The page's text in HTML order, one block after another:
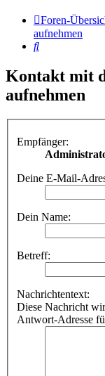
Foren-
aufnehmen
Suche
Kontakt mit
aufnehmen
Empfänger:
Deine E-Mail-
Dein Name:
Betreff:
Nachrichtentext:
Diese Nachricht
Antwort-Adresse